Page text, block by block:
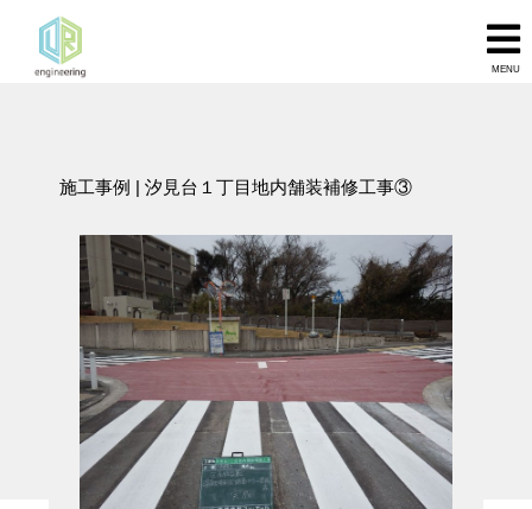
MENU
施工事例 | 汐見台１丁目地内舗装補修工事③